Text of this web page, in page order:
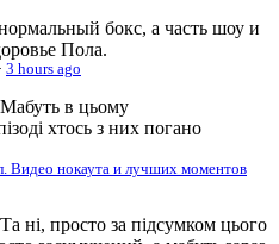
бокс, а часть шоу и
Пола.
· 3 hours ago
Мабуть в цьому
хтось з них погано
нокаута и лучших моментов
Та ні, просто за підсумком цього